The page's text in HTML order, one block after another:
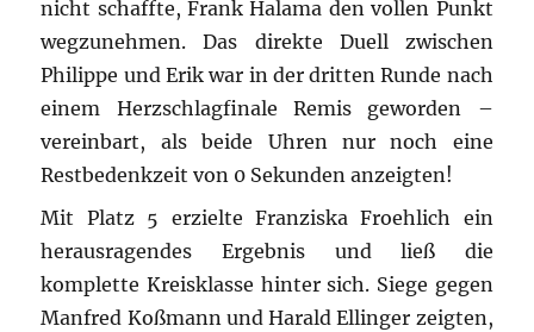
nicht schaffte, Frank Halama den vollen Punkt
wegzunehmen. Das direkte Duell zwischen
Philippe und Erik war in der dritten Runde nach
einem Herzschlagfinale Remis geworden –
vereinbart, als beide Uhren nur noch eine
Restbedenkzeit von 0 Sekunden anzeigten!
Mit Platz 5 erzielte Franziska Froehlich ein
herausragendes Ergebnis und ließ die
komplette Kreisklasse hinter sich. Siege gegen
Manfred Koßmann und Harald Ellinger zeigten,